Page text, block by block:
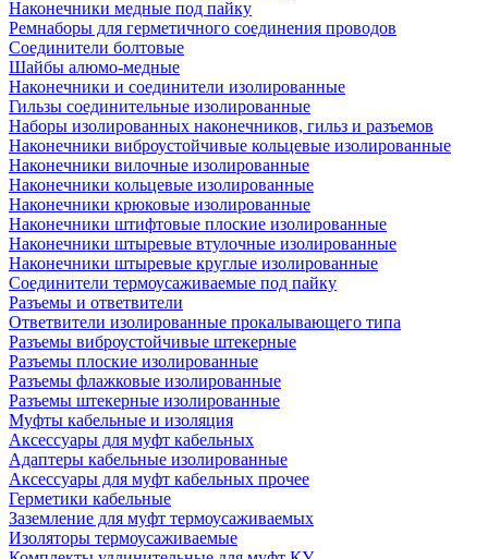
Наконечники медные под пайку
Ремнаборы для герметичного соединения проводов
Соединители болтовые
Шайбы алюмо-медные
Наконечники и соединители изолированные
Гильзы соединительные изолированные
Наборы изолированных наконечников, гильз и разъемов
Наконечники виброустойчивые кольцевые изолированные
Наконечники вилочные изолированные
Наконечники кольцевые изолированные
Наконечники крюковые изолированные
Наконечники штифтовые плоские изолированные
Наконечники штыревые втулочные изолированные
Наконечники штыревые круглые изолированные
Соединители термоусаживаемые под пайку
Разъемы и ответвители
Ответвители изолированные прокалывающего типа
Разъемы виброустойчивые штекерные
Разъемы плоские изолированные
Разъемы флажковые изолированные
Разъемы штекерные изолированные
Муфты кабельные и изоляция
Аксессуары для муфт кабельных
Адаптеры кабельные изолированные
Аксессуары для муфт кабельных прочее
Герметики кабельные
Заземление для муфт термоусаживаемых
Изоляторы термоусаживаемые